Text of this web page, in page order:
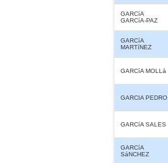
GARCíA
GARCíA-PAZ
GARCíA
MARTíNEZ
GARCíA MOLLá
GARCIA PEDRO
GARCíA SALES
GARCíA
SáNCHEZ